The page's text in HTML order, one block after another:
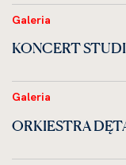
Galeria
KONCERT
Galeria
ORKIESTRA